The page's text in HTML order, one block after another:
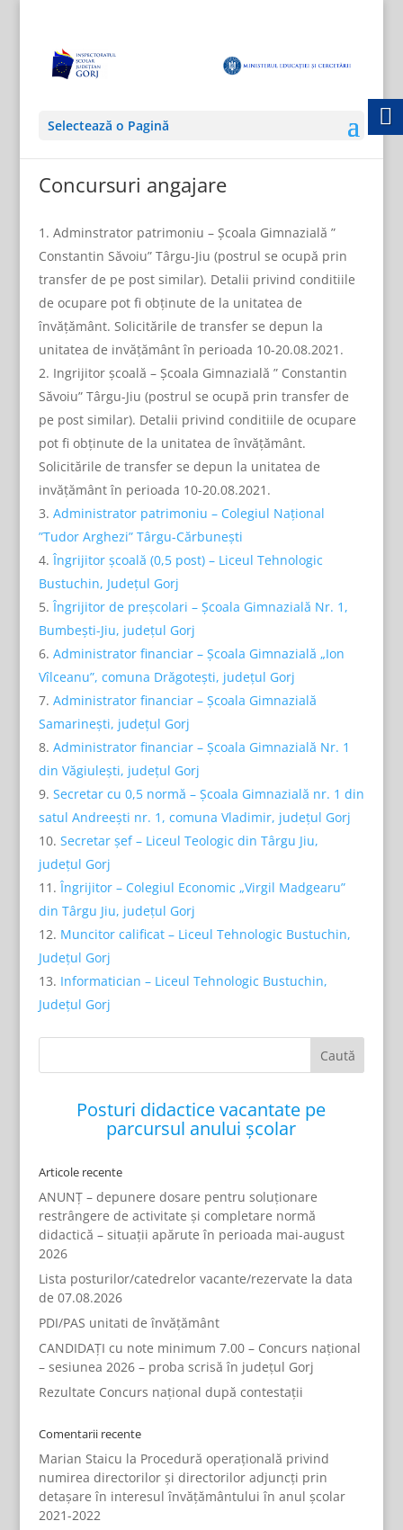
Selectează o Pagină
Concursuri angajare
Adminstrator patrimoniu – Școala Gimnazială ”
Constantin Săvoiu” Târgu-Jiu (postrul se ocupă prin
transfer de pe post similar). Detalii privind conditiile
de ocupare pot fi obținute de la unitatea de
învățământ. Solicitările de transfer se depun la
unitatea de invățământ în perioada 10-20.08.2021.
Ingrijitor școală – Școala Gimnazială ” Constantin
Săvoiu” Târgu-Jiu (postrul se ocupă prin transfer de
pe post similar). Detalii privind conditiile de ocupare
pot fi obținute de la unitatea de învățământ.
Solicitările de transfer se depun la unitatea de
invățământ în perioada 10-20.08.2021.
Administrator patrimoniu – Colegiul Național
”Tudor Arghezi” Târgu-Cărbunești
Îngrijitor școală (0,5 post) – Liceul Tehnologic
Bustuchin, Județul Gorj
Îngrijitor de preșcolari – Școala Gimnazială Nr. 1,
Bumbești-Jiu, județul Gorj
Administrator financiar – Școala Gimnazială „Ion
Vîlceanu”, comuna Drăgotești, județul Gorj
Administrator financiar – Școala Gimnazială
Samarinești, județul Gorj
Administrator financiar – Școala Gimnazială Nr. 1
din Văgiuleşti, județul Gorj
Secretar cu 0,5 normă – Şcoala Gimnazială nr. 1 din
satul Andreeşti nr. 1, comuna Vladimir, judeţul Gorj
Secretar șef – Liceul Teologic din Târgu Jiu,
județul Gorj
Îngrijitor – Colegiul Economic „Virgil Madgearu”
din Târgu Jiu, județul Gorj
Muncitor calificat – Liceul Tehnologic Bustuchin,
Județul Gorj
Informatician – Liceul Tehnologic Bustuchin,
Județul Gorj
Posturi didactice vacantate pe
parcursul anului școlar
Articole recente
ANUNȚ – depunere dosare pentru soluționare
restrângere de activitate și completare normă
didactică – situații apărute în perioada mai-august
2026
Lista posturilor/catedrelor vacante/rezervate la data
de 07.08.2026
PDI/PAS unitati de învățământ
CANDIDAȚI cu note minimum 7.00 – Concurs național
– sesiunea 2026 – proba scrisă în județul Gorj
Rezultate Concurs național după contestații
Comentarii recente
Marian Staicu la Procedură operațională privind
numirea directorilor și directorilor adjuncți prin
detașare în interesul învățământului în anul școlar
2021-2022